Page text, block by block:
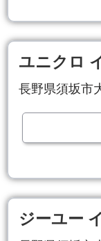
ユニクロ
長野県須坂市
ジーユー